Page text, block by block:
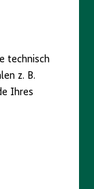
technisch
z. B.
Ihres